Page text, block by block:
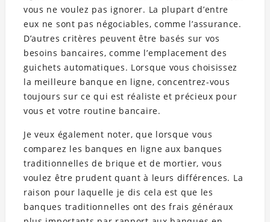
vous ne voulez pas ignorer. La plupart d’entre
eux ne sont pas négociables, comme l’assurance.
D’autres critères peuvent être basés sur vos
besoins bancaires, comme l’emplacement des
guichets automatiques. Lorsque vous choisissez
la meilleure banque en ligne, concentrez-vous
toujours sur ce qui est réaliste et précieux pour
vous et votre routine bancaire.
Je veux également noter, que lorsque vous
comparez les banques en ligne aux banques
traditionnelles de brique et de mortier, vous
voulez être prudent quant à leurs différences. La
raison pour laquelle je dis cela est que les
banques traditionnelles ont des frais généraux